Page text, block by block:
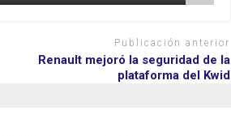
Publicación anterior
Renault mejoró la seguridad de la
plataforma del Kwid